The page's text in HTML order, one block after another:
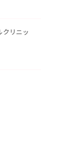
クリニッ